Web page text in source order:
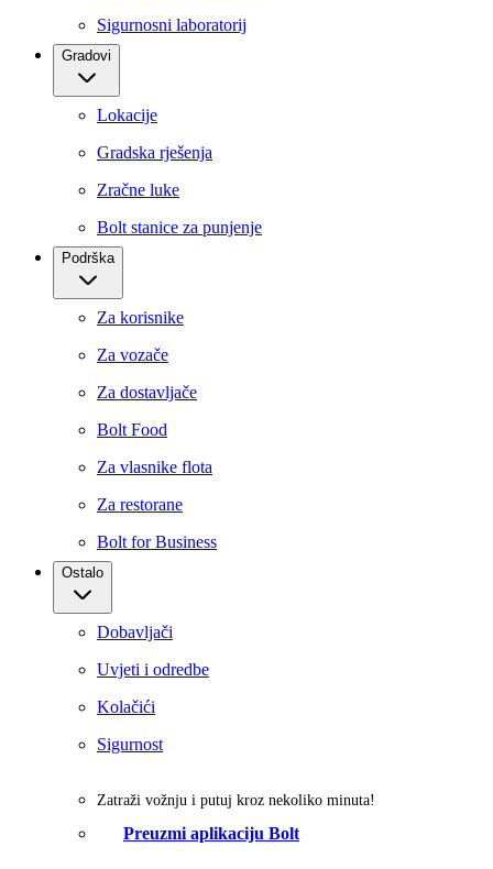
Sigurnosni laboratorij
Gradovi
Lokacije
Gradska rješenja
Zračne luke
Bolt stanice za punjenje
Podrška
Za korisnike
Za vozače
Za dostavljače
Bolt Food
Za vlasnike flota
Za restorane
Bolt for Business
Ostalo
Dobavljači
Uvjeti i odredbe
Kolačići
Sigurnost
Zatraži vožnju i putuj kroz nekoliko minuta!
Preuzmi aplikaciju Bolt